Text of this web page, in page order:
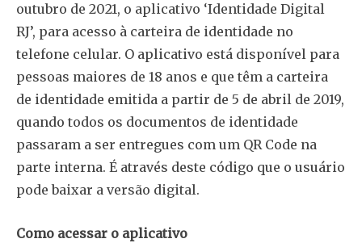
outubro de 2021, o aplicativo ‘Identidade Digital
RJ’, para acesso à carteira de identidade no
telefone celular. O aplicativo está disponível para
pessoas maiores de 18 anos e que têm a carteira
de identidade emitida a partir de 5 de abril de 2019,
quando todos os documentos de identidade
passaram a ser entregues com um QR Code na
parte interna. É através deste código que o usuário
pode baixar a versão digital.
Como acessar o aplicativo